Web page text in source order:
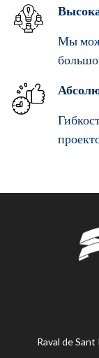
Мы
Raval de Sant